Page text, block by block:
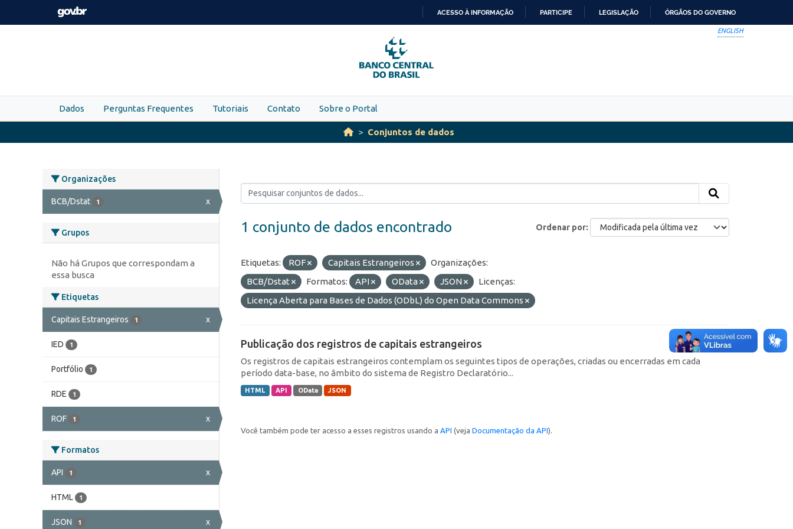
Skip to main content
PARA
O
CONTEÚDO
ACESSO À INFORMAÇÃO PARTICIPE LEGISLAÇÃO ÓRGÃOS DO GOVERNO
ENGLISH
Dados Perguntas Frequentes Tutoriais Contato Sobre o Portal
Conjuntos de dados
Organizações
BCB/Dstat 1 x
Grupos
Não há Grupos que correspondam a
essa busca
Etiquetas
Capitais Estrangeiros 1 x
IED 1
Portfólio 1
RDE 1
ROF 1 x
Formatos
API 1 x
HTML 1
JSON 1 x
Ordenar por
1 conjunto de dados encontrado
Etiquetas: ROF Capitais Estrangeiros
Organizações:
BCB/Dstat
Formatos: API OData JSON
Licenças:
Licença Aberta para Bases de Dados (ODbL) do Open Data Commons
Publicação dos registros de capitais estrangeiros
Os registros de capitais estrangeiros contemplam os seguintes tipos de operações, criadas ou encerradas em cada
período data-base, no âmbito do sistema de Registro Declaratório...
HTML API OData JSON
Você também pode ter acesso a esses registros usando a API (veja Documentação da API).